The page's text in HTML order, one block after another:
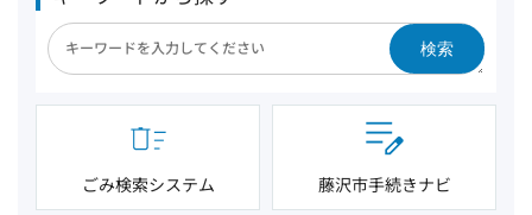
検索
ごみ検索システム 藤沢市手続きナビ